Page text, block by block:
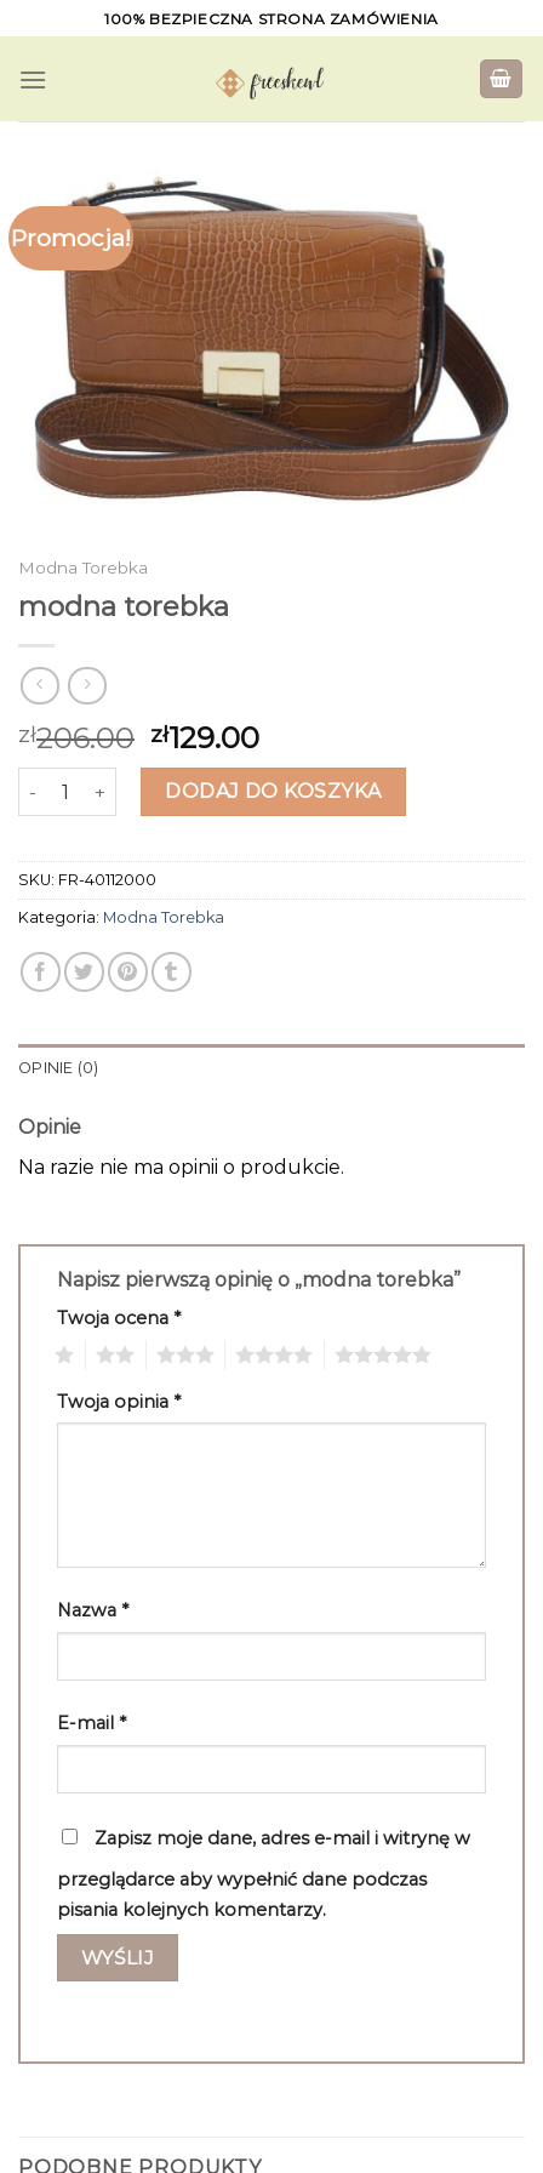
to
content
100% BEZPIECZNA STRONA ZAMÓWIENIA
Promocja!
Modna Torebka
modna torebka
zł206.00 zł129.00
ilość modna torebkaDODAJ DO KOSZYKA
SKU: FR-40112000
Kategoria: Modna Torebka
OPINIE (0)
Opinie
Na razie nie ma opinii o produkcie.
Napisz pierwszą opinię o „modna torebka”
Twoja ocena *
Twoja opinia *
Nazwa *
E-mail *
Zapisz moje dane, adres e-mail i witrynę w
przeglądarce aby wypełnić dane podczas
pisania kolejnych komentarzy.
PODOBNE PRODUKTY